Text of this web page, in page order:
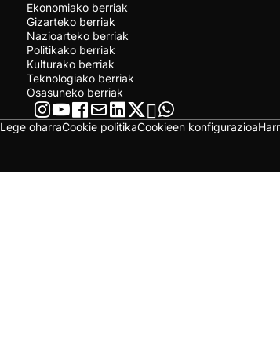
Ekonomiako berriak
Gizarteko berriak
Nazioarteko berriak
Politikako berriak
Kulturako berriak
Teknologiako berriak
Osasuneko berriak
Lege oharraCookie politikaCookieen konfigurazioa